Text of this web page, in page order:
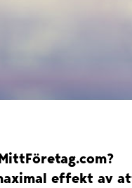
effekt av